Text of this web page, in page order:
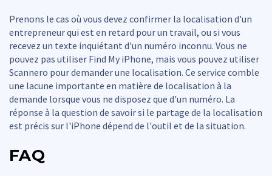
Prenons le cas où vous devez confirmer la localisation d'un
entrepreneur qui est en retard pour un travail, ou si vous
recevez un texte inquiétant d'un numéro inconnu. Vous ne
pouvez pas utiliser Find My iPhone, mais vous pouvez utiliser
Scannero pour demander une localisation. Ce service comble
une lacune importante en matière de localisation à la
demande lorsque vous ne disposez que d'un numéro. La
réponse à la question de savoir si le partage de la localisation
est précis sur l'iPhone dépend de l'outil et de la situation.
FAQ